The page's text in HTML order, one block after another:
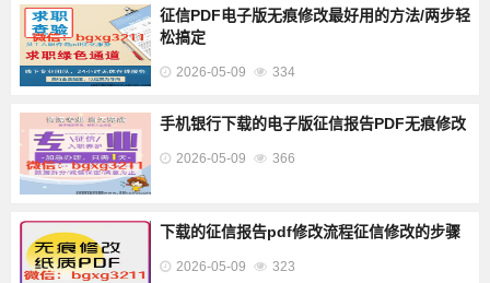
征信PDF电子版无痕修改最好用的方法/两步轻
松搞定
2026-05-09 334
手机银行下载的电子版征信报告PDF无痕修改
2026-05-09 366
下载的征信报告pdf修改流程征信修改的步骤
2026-05-09 323